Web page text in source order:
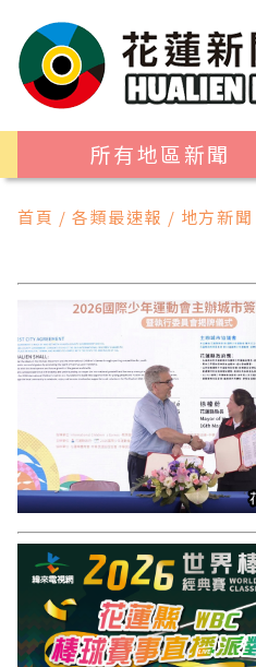
所有地區新聞
首頁 / 各類最速報 / 地方新聞